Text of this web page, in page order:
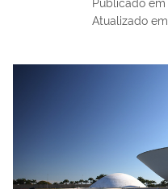
Atualizado em